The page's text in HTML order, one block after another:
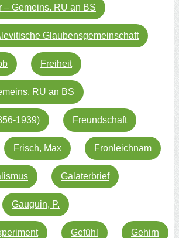
– Gemeins. RU an BS
Glaubensgemeinschaft
Freiheit
RU an BS
1939) Freundschaft
Frisch, Max Fronleichnam
Galaterbrief
Gauguin, P.
Gefühl Gehirn